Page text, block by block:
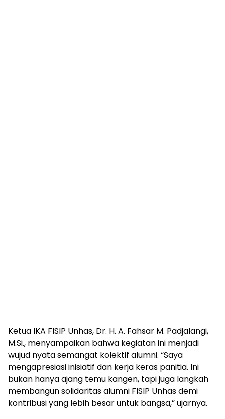
Ketua IKA FISIP Unhas, Dr. H. A. Fahsar M. Padjalangi,
M.Si., menyampaikan bahwa kegiatan ini menjadi
wujud nyata semangat kolektif alumni. “Saya
mengapresiasi inisiatif dan kerja keras panitia. Ini
bukan hanya ajang temu kangen, tapi juga langkah
membangun solidaritas alumni FISIP Unhas demi
kontribusi yang lebih besar untuk bangsa,” ujarnya.